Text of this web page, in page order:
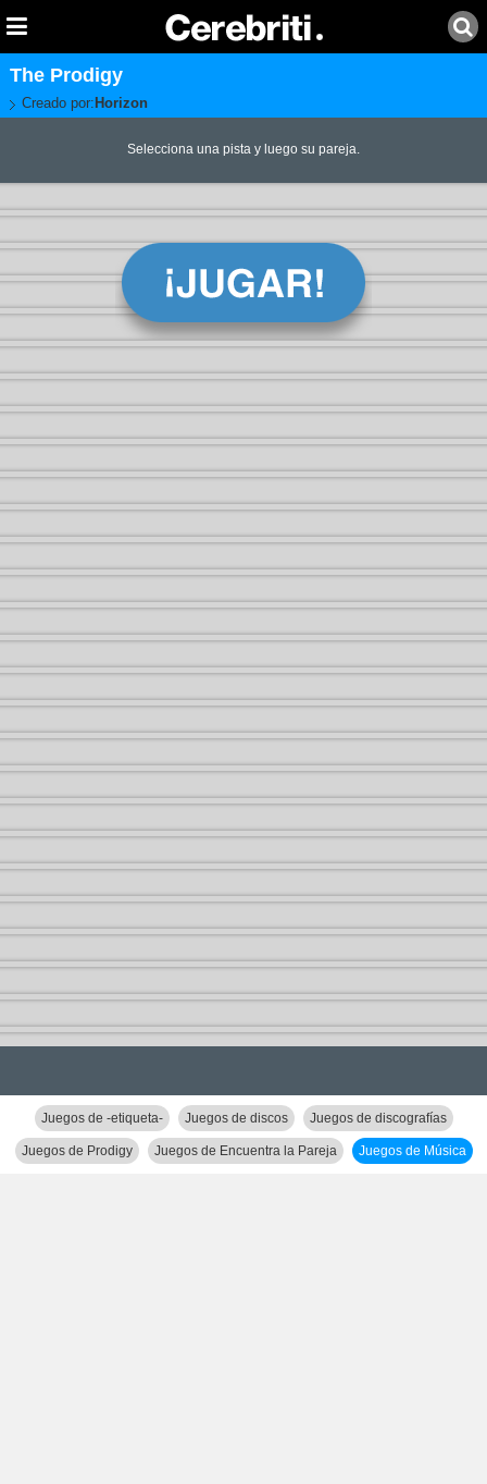
The Prodigy
Creado por: Horizon
Selecciona una pista y luego su pareja.
Juegos de -etiqueta- Juegos de discos Juegos de discografías
Juegos de Prodigy Juegos de Encuentra la Pareja Juegos de Música